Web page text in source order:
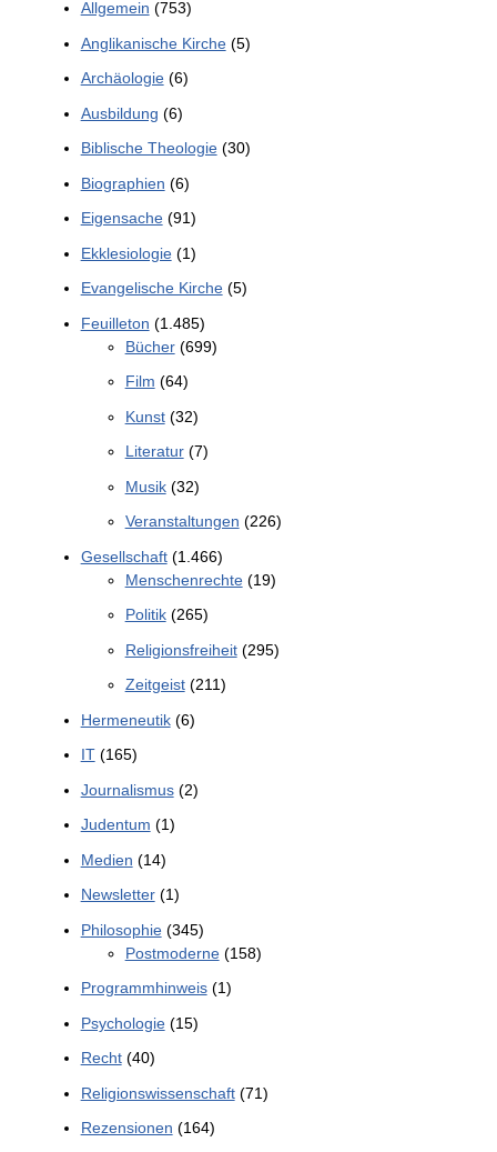
Allgemein (753)
Anglikanische Kirche(5)
Archäologie(6)
Ausbildung (6)
Biblische Theologie(30)
Biographien (6)
Eigensache(91)
Ekklesiologie(1)
Evangelische Kirche(5)
Feuilleton (1.485)
Bücher(699)
Film (64)
Kunst(32)
Literatur(7)
Musik(32)
Veranstaltungen (226)
Gesellschaft(1.466)
Menschenrechte(19)
Politik(265)
Religionsfreiheit(295)
Zeitgeist(211)
Hermeneutik(6)
IT(165)
Journalismus(2)
Judentum (1)
Medien (14)
Newsletter(1)
Philosophie(345)
Postmoderne(158)
Programmhinweis(1)
Psychologie(15)
Recht(40)
Religionswissenschaft(71)
Rezensionen (164)